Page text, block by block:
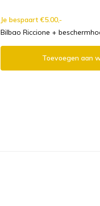
Je bespaart €5.00,-
Bilbao Riccione +
Toevoegen aan